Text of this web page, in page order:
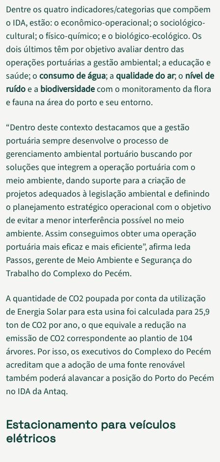
Dentre os quatro indicadores/categorias que compõem
o IDA, estão: o econômico-operacional; o sociológico-
cultural; o físico-químico; e o biológico-ecológico. Os
dois últimos têm por objetivo avaliar dentro das
operações portuárias a gestão ambiental; a educação e
saúde; o consumo de água; a qualidade do ar; o nível de
ruídoe a biodiversidadecom o monitoramento da flora
e fauna na área do porto e seu entorno.
“Dentro deste contexto destacamos que a gestão
portuária sempre desenvolve o processo de
gerenciamento ambiental portuário buscando por
soluções que integrem a operação portuária com o
meio ambiente, dando suporte para a criação de
projetos adequados à legislação ambiental e definindo
o planejamento estratégico operacional com o objetivo
de evitar a menor interferência possível no meio
ambiente. Assim conseguimos obter uma operação
portuária mais eficaz e mais eficiente”, afirma Ieda
Passos, gerente de Meio Ambiente e Segurança do
Trabalho do Complexo do Pecém.
A quantidade de CO2 poupada por conta da utilização
de Energia Solar para esta usina foi calculada para 25,9
ton de CO2 por ano, o que equivale a redução na
emissão de CO2 correspondente ao plantio de 104
árvores. Por isso, os executivos do Complexo do Pecém
acreditam que a adoção de uma fonte renovável
também poderá alavancar a posição do Porto do Pecém
no IDA da Antaq.
Estacionamento para veículos
elétricos